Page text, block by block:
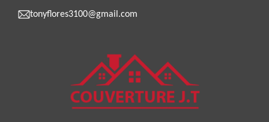
tonyflores3100@gmail.com